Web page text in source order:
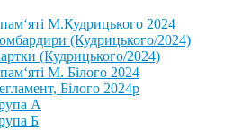
М.Кудрицького 2024
(Кудрицького/2024)
(Кудрицького/2024)
М. Білого 2024⁩
Білого 2024р
А
Б